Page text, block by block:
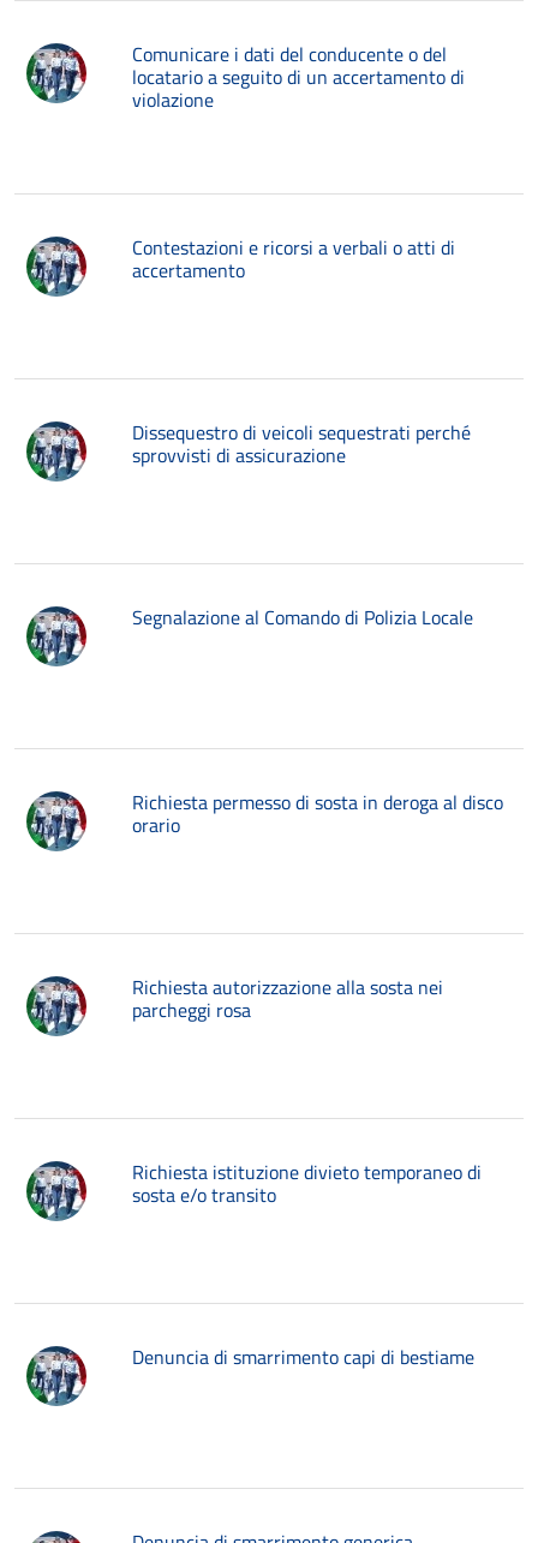
Comunicare i dati del conducente o del
locatario a seguito di un accertamento di
violazione
Contestazioni e ricorsi a verbali o atti di
accertamento
Dissequestro di veicoli sequestrati perché
sprovvisti di assicurazione
Segnalazione al Comando di Polizia Locale
Richiesta permesso di sosta in deroga al disco
orario
Richiesta autorizzazione alla sosta nei
parcheggi rosa
Richiesta istituzione divieto temporaneo di
sosta e/o transito
Denuncia di smarrimento capi di bestiame